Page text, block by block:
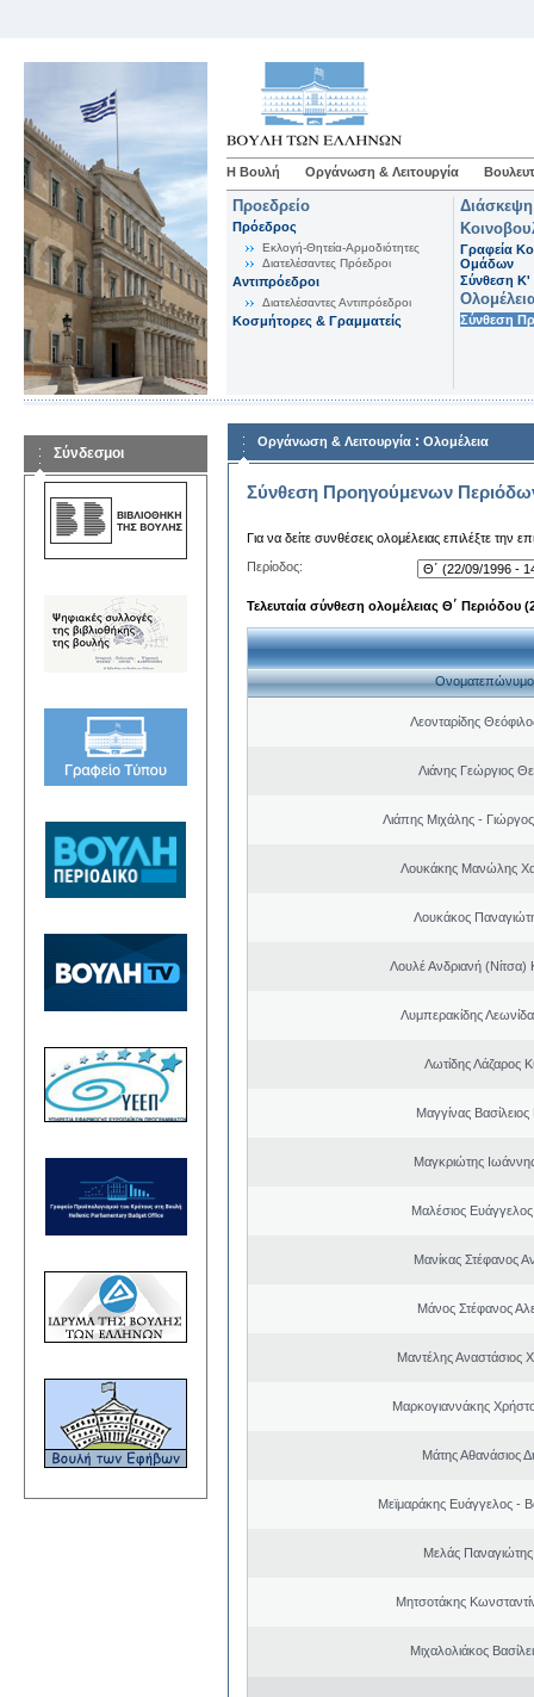
Η Βουλή Οργάνωση & Λειτουργία
Προεδρείο
Πρόεδρος
Εκλογή-Θητεία-Αρμοδιότητες
Διατελέσαντες Πρόεδροι
Αντιπρόεδροι
Διατελέσαντες Αντιπρόεδροι
Κοσμήτορες & Γραμματείς
Γραφεία
Ομάδων
Σύνθεση K'
Σύνθεση
Σύνδεσμοι
Οργάνωση & Λειτουργία : Ολομέλεια
Σύνθεση Προηγούμενων
Για να δείτε συνθέσεις ολομέλειας επιλέξτε την
Περίοδος:
Τελευταία σύνθεση ολομέλειας Θ΄ Περιόδου
Ονοματεπώνυμο
Λεονταρίδης
Λιάνης Γεώργιος
Λιάπης Μιχάλης -
Λουκάκης Μανώλης
Λουκάκος
Λουλέ Ανδριανή (Νίτσα)
Λυμπερακίδης
Λωτίδης Λάζαρος
Μαγγίνας
Μαγκριώτης
Μαλέσιος
Μανίκας Στέφανος
Μάνος Στέφανος
Μαντέλης Αναστάσιος
Μαρκογιαννάκης
Μάτης Αθανάσιος
Μεϊμαράκης Ευάγγελος -
Μελάς
Μητσοτάκης
Μιχαλολιάκος